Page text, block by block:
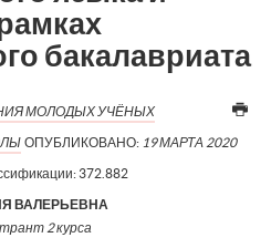
бакалавриата
МОЛОДЫХ УЧЁНЫХ
ОПУБЛИКОВАНО: 19 МАРТА 2020
372.882
ВАЛЕРЬЕВНА
2 курса